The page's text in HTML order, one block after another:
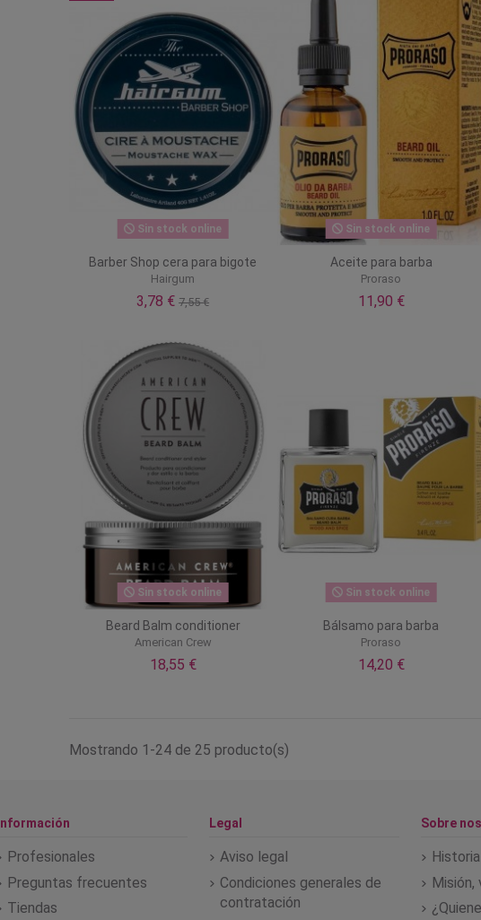
Sin stock online
Barber Shop cera para bigote
Hairgum
3,78 €7,55 €
Sin stock online
Aceite para barba
Proraso
11,90 €
Sin stock online
Beard Balm conditioner
American Crew
18,55 €
Sin stock online
Bálsamo para barba
Proraso
14,20 €
Mostrando 1-24 de 25 producto(s)
Información
Profesionales
Preguntas frecuentes
Tiendas
Legal
Aviso legal
Condiciones generales de
contratación
Sobre
Historia
Misión,